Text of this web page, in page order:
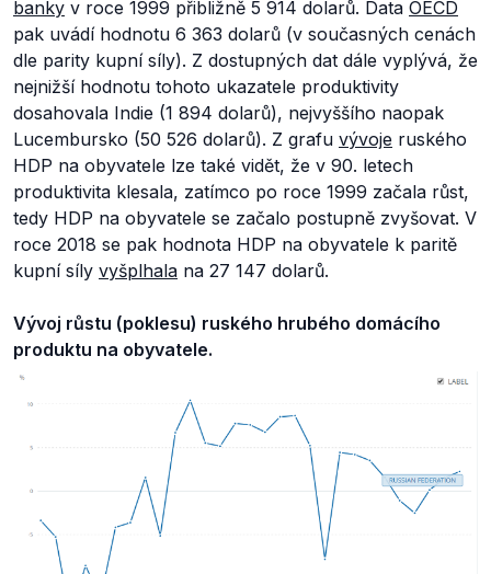
banky v roce 1999 přibližně 5 914 dolarů. Data OECD
pak uvádí hodnotu 6 363 dolarů (v současných cenách
dle parity kupní síly). Z dostupných dat dále vyplývá, že
nejnižší hodnotu tohoto ukazatele produktivity
dosahovala Indie (1 894 dolarů), nejvyššího naopak
Lucembursko (50 526 dolarů). Z grafu vývoje ruského
HDP na obyvatele lze také vidět, že v 90. letech
produktivita klesala, zatímco po roce 1999 začala růst,
tedy HDP na obyvatele se začalo postupně zvyšovat. V
roce 2018 se pak hodnota HDP na obyvatele k paritě
kupní síly vyšplhala na 27 147 dolarů.
Vývoj růstu (poklesu) ruského hrubého domácího
produktu na obyvatele.